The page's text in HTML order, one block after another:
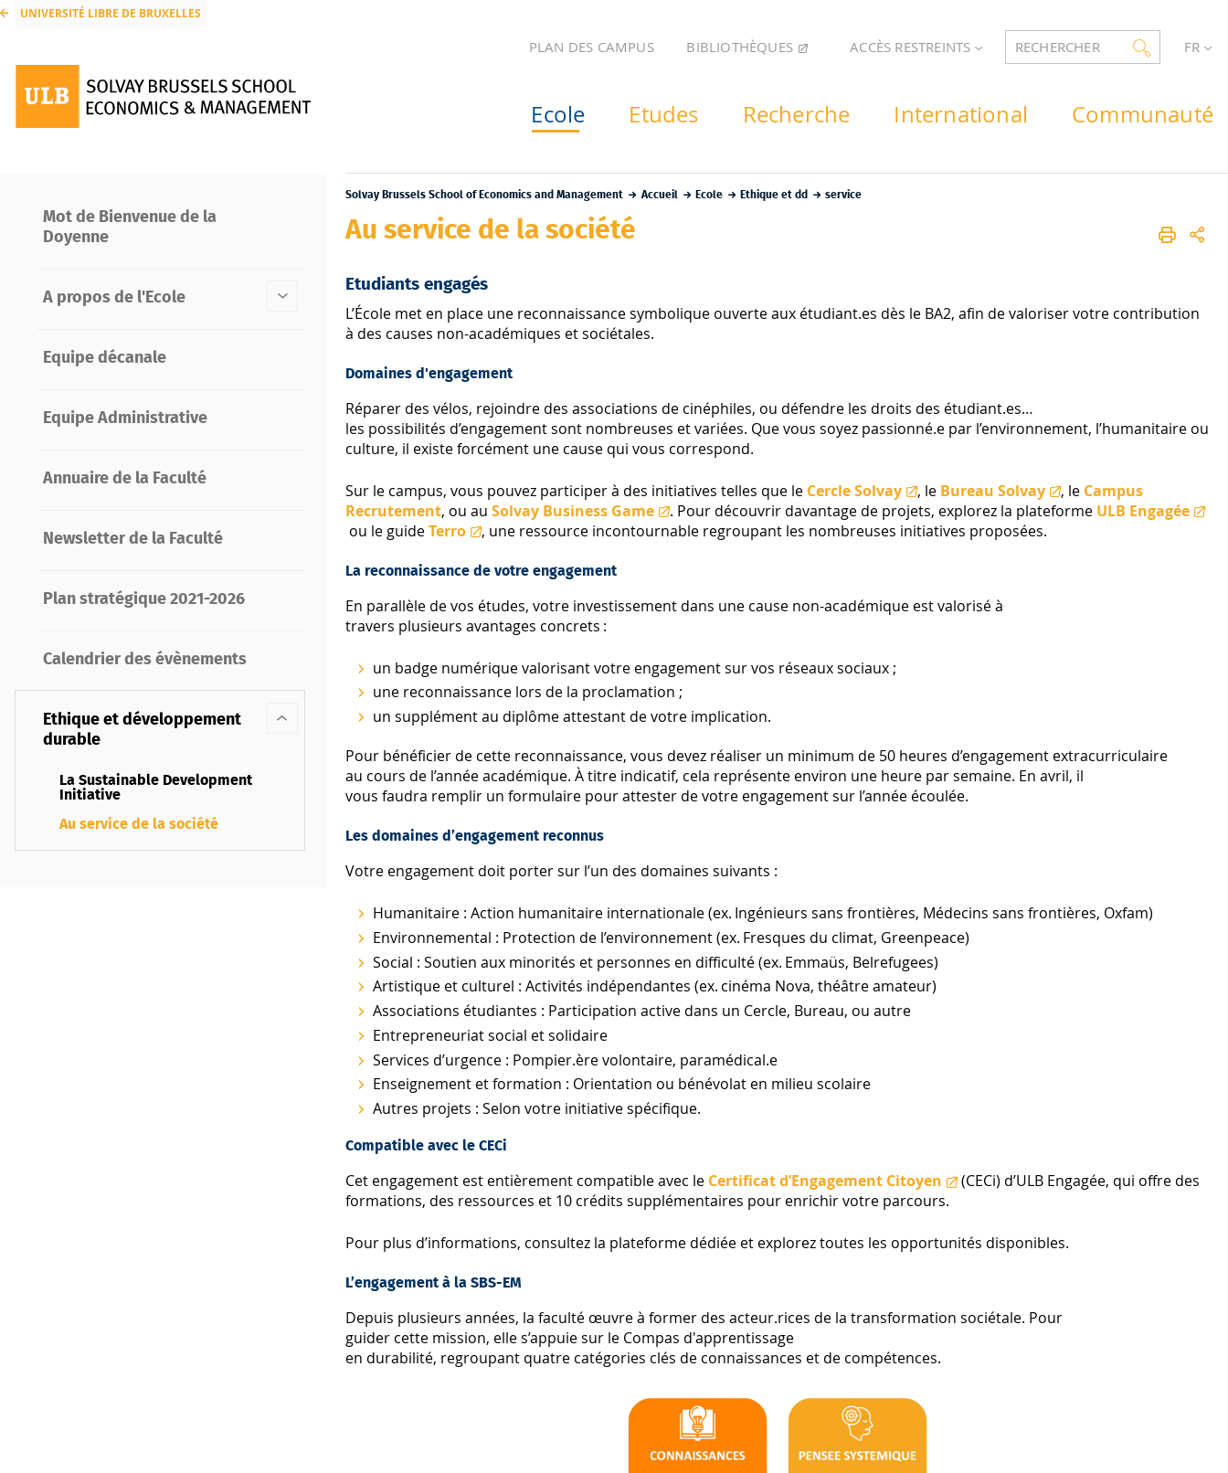
UNIVERSITÉ LIBRE DE BRUXELLES
PLAN DES CAMPUS BIBLIOTHÈQUES ACCÈS RESTREINTS RECHERCHER FR
Ecole Etudes Recherche International Communauté
Mot de Bienvenue de la
Doyenne
A propos de l'Ecole
Equipe décanale
Equipe Administrative
Annuaire de la Faculté
Newsletter de la Faculté
Plan stratégique 2021-2026
Calendrier des évènements
Ethique et développement
durable
La Sustainable Development
Initiative
Au service de la société
Solvay Brussels School of Economics and Management Accueil Ecole Ethique et dd service
Au service de la société
Etudiants engagés
L’École met en place une reconnaissance symbolique ouverte aux étudiant.es dès le BA2, afin de valoriser votre contribution
à des causes non-académiques et sociétales.
Domaines d'engagement
Réparer des vélos, rejoindre des associations de cinéphiles, ou défendre les droits des étudiant.es…
les possibilités d’engagement sont nombreuses et variées. Que vous soyez passionné.e par l’environnement, l’humanitaire ou la
culture, il existe forcément une cause qui vous correspond.
Sur le campus, vous pouvez participer à des initiatives telles que le Cercle Solvay , le Bureau Solvay , le Campus
Recrutement, ou auSolvay Business Game . Pour découvrir davantage de projets, explorez la plateforme ULB Engagée
ou le guideTerro , une ressource incontournable regroupant les nombreuses initiatives proposées.
La reconnaissance de votre engagement
En parallèle de vos études, votre investissement dans une cause non-académique est valorisé à
travers plusieurs avantages concrets :
un badge numérique valorisant votre engagement sur vos réseaux sociaux ;
une reconnaissance lors de la proclamation ;
un supplément au diplôme attestant de votre implication.
Pour bénéficier de cette reconnaissance, vous devez réaliser un minimum de 50 heures d’engagement extracurriculaire
au cours de l’année académique. À titre indicatif, cela représente environ une heure par semaine. En avril, il
vous faudra remplir un formulaire pour attester de votre engagement sur l’année écoulée.
Les domaines d’engagement reconnus
Votre engagement doit porter sur l’un des domaines suivants :
Humanitaire : Action humanitaire internationale (ex. Ingénieurs sans frontières, Médecins sans frontières, Oxfam)
Environnemental : Protection de l’environnement (ex. Fresques du climat, Greenpeace)
Social : Soutien aux minorités et personnes en difficulté (ex. Emmaüs, Belrefugees)
Artistique et culturel : Activités indépendantes (ex. cinéma Nova, théâtre amateur)
Associations étudiantes : Participation active dans un Cercle, Bureau, ou autre
Entrepreneuriat social et solidaire
Services d’urgence : Pompier.ère volontaire, paramédical.e
Enseignement et formation : Orientation ou bénévolat en milieu scolaire
Autres projets : Selon votre initiative spécifique.
Compatible avec le CECi
Cet engagement est entièrement compatible avec le Certificat d’Engagement Citoyen
(CECi) d’ULB Engagée, qui offre des
formations, des ressources et 10 crédits supplémentaires pour enrichir votre parcours.
Pour plus d’informations, consultez la plateforme dédiée et explorez toutes les opportunités disponibles.
L’engagement à la SBS-EM
Depuis plusieurs années, la faculté œuvre à former des acteur.rices de la transformation sociétale. Pour
guider cette mission, elle s’appuie sur le Compas d'apprentissage
en durabilité, regroupant quatre catégories clés de connaissances et de compétences.